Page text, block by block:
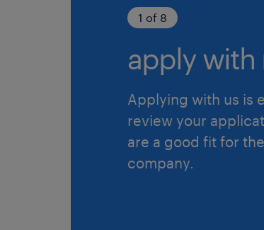
1 of 8
apply with
Applying with us is
review your
are a good fit for
company.